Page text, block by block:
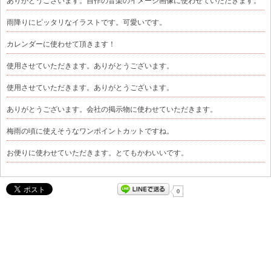
雨降りにピッタリなイラストです。可愛いです。
カレンダーに使わせて頂きます！
使用させていただきます。ありがとうございます。
使用させていただきます。ありがとうございます。
ありがとうございます。会社の掲示物に使わせていただきます。
梅雨の頃に使えそうなワンポイントカットですね。
お便りに使わせていただきます。とてもかわいいです。
0